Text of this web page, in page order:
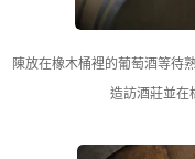
陳放在橡木桶裡的葡萄酒等待
造訪酒莊並在